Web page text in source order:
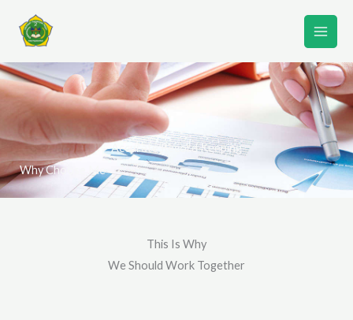
Accurate Record Keeping
Why Choose Me
This Is Why
We Should Work Together